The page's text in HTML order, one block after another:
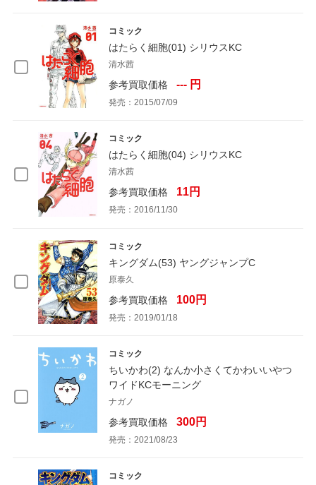
コミック
はたらく細胞(01) シリウスKC
清水茜
参考買取価格 --- 円
発売：2015/07/09
コミック
はたらく細胞(04) シリウスKC
清水茜
参考買取価格 11円
発売：2016/11/30
コミック
キングダム(53) ヤングジャンプC
原泰久
参考買取価格 100円
発売：2019/01/18
コミック
ちいかわ(2) なんか小さくてかわいいやつ
ワイドKCモーニング
ナガノ
参考買取価格 300円
発売：2021/08/23
コミック